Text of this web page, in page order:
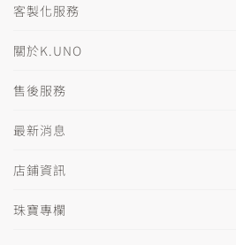
客製化服務
關於K.UNO
售後服務
最新消息
店鋪資訊
珠寶專欄